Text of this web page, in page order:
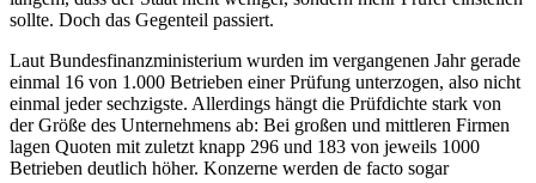
sollte. Doch das Gegenteil passiert.
Laut Bundesfinanzministerium wurden im vergangenen Jahr gerade
einmal 16 von 1.000 Betrieben einer Prüfung unterzogen, also nicht
einmal jeder sechzigste. Allerdings hängt die Prüfdichte stark von
der Größe des Unternehmens ab: Bei großen und mittleren Firmen
lagen Quoten mit zuletzt knapp 296 und 183 von jeweils 1000
Betrieben deutlich höher. Konzerne werden de facto sogar